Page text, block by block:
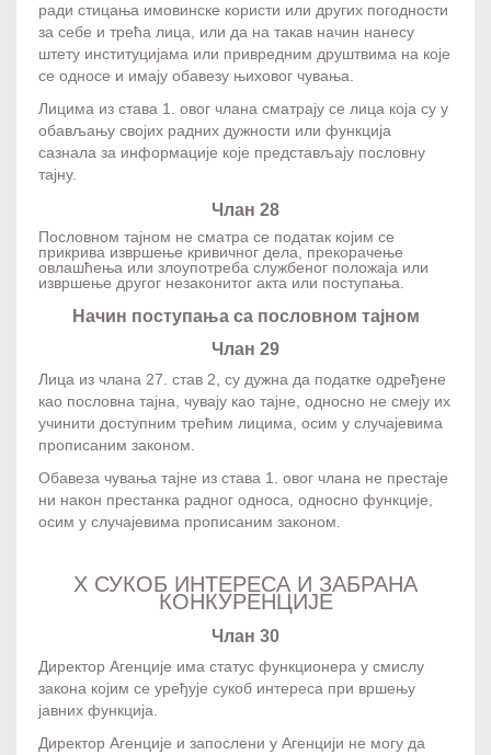
ради стицања имовинске користи или других погодности
за себе и трећа лица, или да на такав начин нанесу
штету институцијама или привредним друштвима на које
се односе и имају обавезу њиховог чувања.
Лицима из става 1. овог члана сматрају се лица која су у
обављању својих радних дужности или функција
сазнала за информације које представљају пословну
тајну.
Члан 28
Пословном тајном не сматра се податак којим се
прикрива извршење кривичног дела, прекорачење
овлашћења или злоупотреба службеног положаја или
извршење другог незаконитог акта или поступања.
Начин поступања са пословном тајном
Члан 29
Лица из члана 27. став 2, су дужна да податке одређене
као пословна тајна, чувају као тајне, односно не смеју их
учинити доступним трећим лицима, осим у случајевима
прописаним законом.
Обавеза чувања тајне из става 1. овог члана не престаје
ни након престанка радног односа, односно функције,
осим у случајевима прописаним законом.
X СУКОБ ИНТЕРЕСА И ЗАБРАНА
КОНКУРЕНЦИЈЕ
Члан 30
Директор Агенције има статус функционера у смислу
закона којим се уређује сукоб интереса при вршењу
јавних функција.
Директор Агенције и запослени у Агенцији не могу да